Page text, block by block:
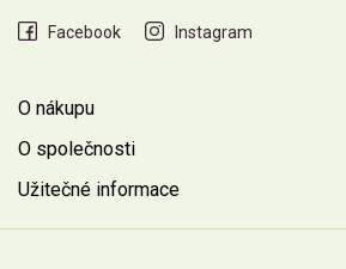
Facebook Instagram
O nákupu
O společnosti
Užitečné informace